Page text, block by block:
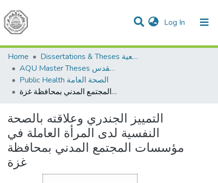
Log In (current)
Communities & Collections
All of DSpace
Home
Dissertations & Theses الرسائل الجامعية
AQU Master Theses الرسائل الجامعية الخاصة بجامعة القدس
Public Health الصحة العامة
التمييز الجندري وعلاقته بالصحة النفسية لدى المرأة العاملة في مؤسسات المجتمع المدني بمحافظة غزة
التمييز الجندري وعلاقته بالصحة
النفسية لدى المرأة العاملة في
مؤسسات المجتمع المدني بمحافظة
غزة